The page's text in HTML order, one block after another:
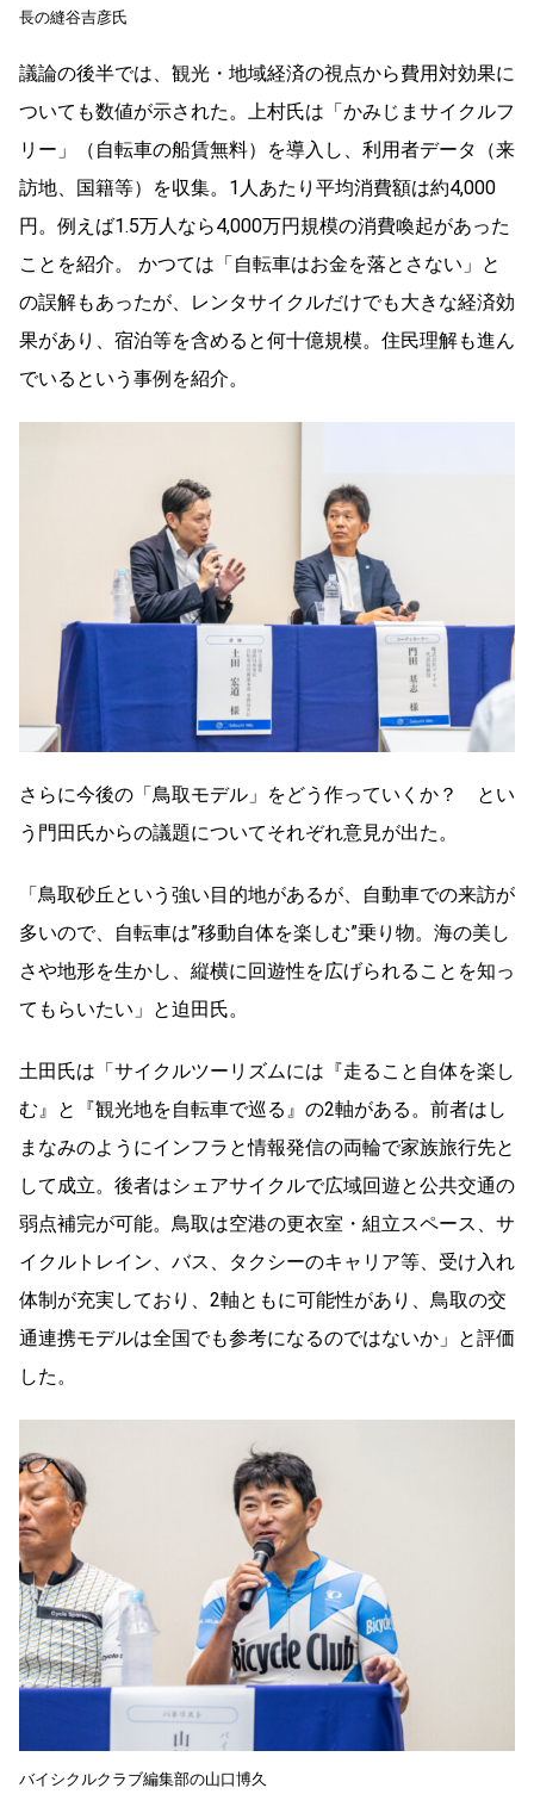
長の縫谷吉彦氏
議論の後半では、観光・地域経済の視点から費用対効果に
ついても数値が示された。上村氏は「かみじまサイクルフ
リー」（自転車の船賃無料）を導入し、利用者データ（来
訪地、国籍等）を収集。1人あたり平均消費額は約4,000
円。例えば1.5万人なら4,000万円規模の消費喚起があった
ことを紹介。 かつては「自転車はお金を落とさない」と
の誤解もあったが、レンタサイクルだけでも大きな経済効
果があり、宿泊等を含めると何十億規模。住民理解も進ん
でいるという事例を紹介。
さらに今後の「鳥取モデル」をどう作っていくか？ とい
う門田氏からの議題についてそれぞれ意見が出た。
「鳥取砂丘という強い目的地があるが、自動車での来訪が
多いので、自転車は”移動自体を楽しむ”乗り物。海の美し
さや地形を生かし、縦横に回遊性を広げられることを知っ
てもらいたい」と迫田氏。
土田氏は「サイクルツーリズムには『走ること自体を楽し
む』と『観光地を自転車で巡る』の2軸がある。前者はし
まなみのようにインフラと情報発信の両輪で家族旅行先と
して成立。後者はシェアサイクルで広域回遊と公共交通の
弱点補完が可能。鳥取は空港の更衣室・組立スペース、サ
イクルトレイン、バス、タクシーのキャリア等、受け入れ
体制が充実しており、2軸ともに可能性があり、鳥取の交
通連携モデルは全国でも参考になるのではないか」と評価
した。
バイシクルクラブ編集部の山口博久